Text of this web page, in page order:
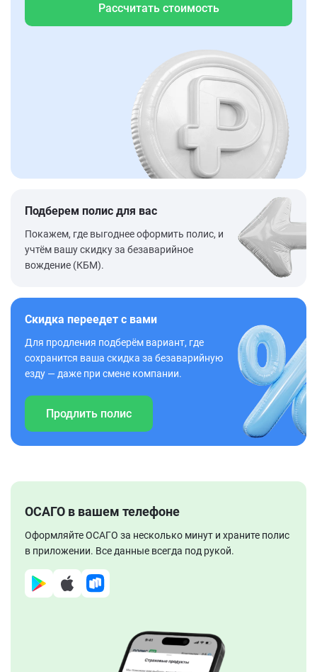
Рассчитать стоимость
Подберем полис для вас
Покажем, где выгоднее оформить полис, и
учтём вашу скидку за безаварийное
вождение (КБМ).
Скидка переедет с вами
Для продления подберём вариант, где
сохранится ваша скидка за безаварийную
езду — даже при смене компании.
Продлить полис
ОСАГО в вашем телефоне
Оформляйте ОСАГО за несколько минут и храните полис
в приложении. Все данные всегда под рукой.